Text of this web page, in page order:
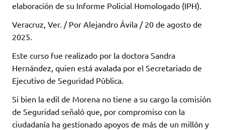
elaboración de su Informe Policial Homologado (IPH).
Veracruz, Ver. / Por Alejandro Ávila / 20 de agosto de
2025.
Este curso fue realizado por la doctora Sandra
Hernández, quien está avalada por el Secretariado de
Ejecutivo de Seguridad Pública.
Si bien la edil de Morena no tiene a su cargo la comisión
de Seguridad señaló que, por compromiso con la
ciudadanía ha gestionado apoyos de más de un millón y